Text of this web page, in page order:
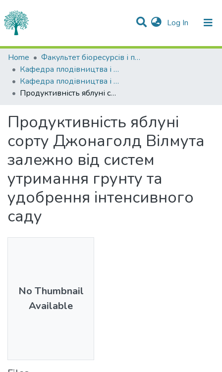
Log In (current)
Statistics
Communities & Collections
All of DSpace
Home
Факультет біоресурсів і природокористування
Кафедра плодівництва і виноградарства
Кафедра плодівництва і виноградарства
Продуктивність яблуні сорту Джонаголд Вілмута залежно від систем утримання грунту та удобрення інтенсивного саду
Продуктивність яблуні
сорту Джонаголд Вілмута
залежно від систем
утримання грунту та
удобрення інтенсивного
саду
No Thumbnail
Available